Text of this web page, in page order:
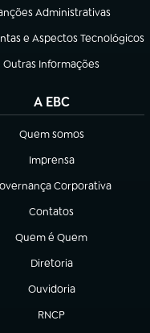
Administrativas
em nova aba)
e Aspectos Tecnológicos
nova aba)
Outras Informações
(abre em nova aba)
A EBC
Quem somos
(abre em nova aba)
Imprensa
(abre em nova aba)
Corporativa
em nova aba)
Contatos
(abre em nova aba)
Quem é Quem
(abre em nova aba)
Diretoria
(abre em nova aba)
Ouvidoria
(abre em nova aba)
RNCP
(abre em nova aba)